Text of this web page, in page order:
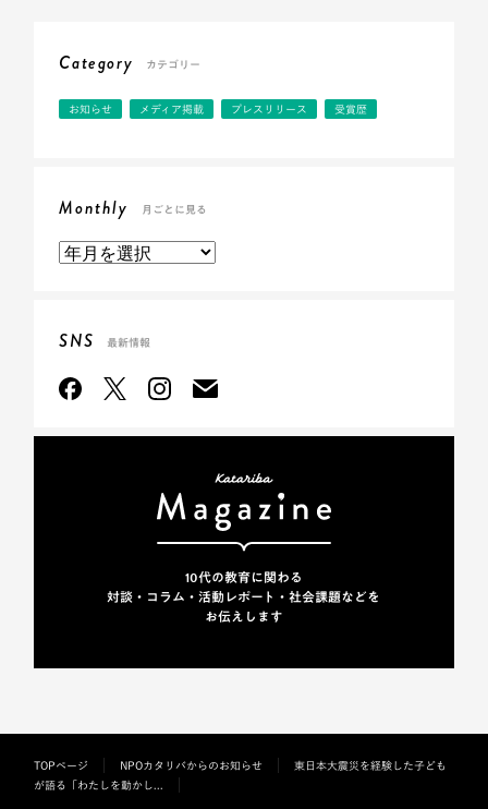
Category カテゴリー
お知らせ メディア掲載 プレスリリース 受賞歴
Monthly 月ごとに見る
SNS 最新情報
10代の教育に関わる
対談・コラム・活動レポート・社会課題などを
お伝えします
TOPページ NPOカタリバからのお知らせ
東日本大震災を経験した子ども
が語る「わたしを動かし...